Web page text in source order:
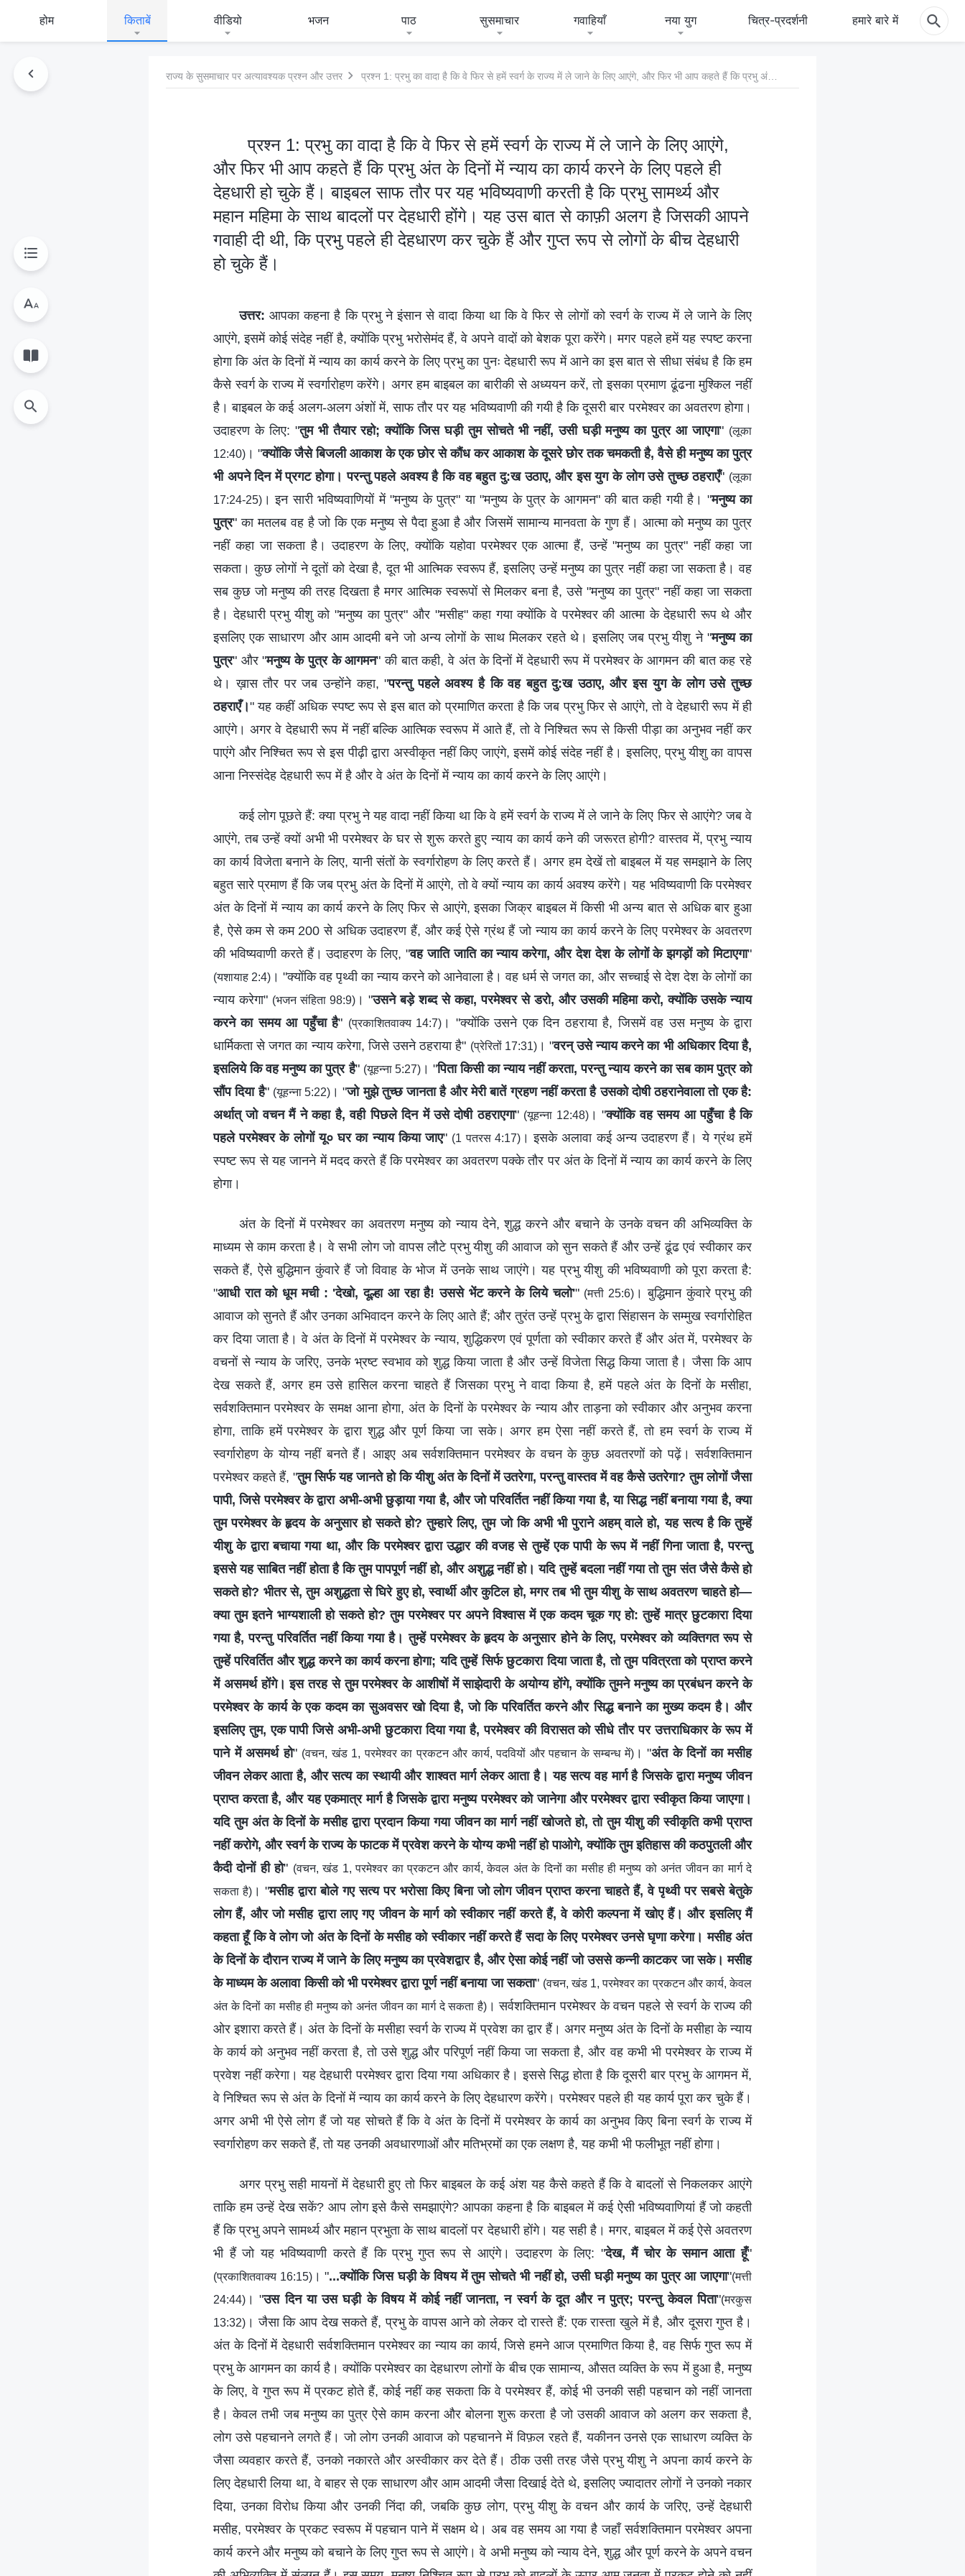
होम किताबें वीडियो भजन पाठ सुसमाचार गवाहियाँ नया युग चित्र-प्रदर्शनी हमारे बारे में
राज्य के सुसमाचार पर अत्यावश्यक प्रश्न और उत्तर
प्रश्न 1: प्रभु का वादा है कि वे फिर से हमें स्वर्ग के राज्य में ले जाने के लिए आएंगे,
और फिर भी आप कहते हैं कि प्रभु अंत के दिनों में न्याय का कार्य करने के लिए पहले ही
देहधारी हो चुके हैं। बाइबल साफ तौर पर यह भविष्यवाणी करती है कि प्रभु सामर्थ्य और
महान महिमा के साथ बादलों पर देहधारी होंगे। यह उस बात से काफ़ी अलग है जिसकी आपने
गवाही दी थी, कि प्रभु पहले ही देहधारण कर चुके हैं और गुप्त रूप से लोगों के बीच देहधारी
हो चुके हैं।
उत्तर:आपका कहना है कि प्रभु ने इंसान से वादा किया था कि वे फिर से लोगों को स्वर्ग के राज्य में ले जाने के लिए
आएंगे, इसमें कोई संदेह नहीं है, क्योंकि प्रभु भरोसेमंद हैं, वे अपने वादों को बेशक पूरा करेंगे। मगर पहले हमें यह स्पष्ट करना
होगा कि अंत के दिनों में न्याय का कार्य करने के लिए प्रभु का पुनः देहधारी रूप में आने का इस बात से सीधा संबंध है कि हम
कैसे स्वर्ग के राज्य में स्वर्गारोहण करेंगे। अगर हम बाइबल का बारीकी से अध्ययन करें, तो इसका प्रमाण ढूंढना मुश्किल नहीं
है। बाइबल के कई अलग-अलग अंशों में, साफ तौर पर यह भविष्यवाणी की गयी है कि दूसरी बार परमेश्वर का अवतरण होगा।
उदाहरण के लिए: "तुम भी तैयार रहो; क्योंकि जिस घड़ी तुम सोचते भी नहीं, उसी घड़ी मनुष्य का पुत्र आ जाएगा" (लूका
12:40) । "क्योंकि जैसे बिजली आकाश के एक छोर से कौंध कर आकाश के दूसरे छोर तक चमकती है, वैसे ही मनुष्य का पुत्र
भी अपने दिन में प्रगट होगा। परन्तु पहले अवश्य है कि वह बहुत दु:ख उठाए, और इस युग के लोग उसे तुच्छ ठहराएँ" (लूका
17:24-25) । इन सारी भविष्यवाणियों में "मनुष्य के पुत्र" या "मनुष्य के पुत्र के आगमन" की बात कही गयी है। "मनुष्य का
पुत्र" का मतलब वह है जो कि एक मनुष्य से पैदा हुआ है और जिसमें सामान्य मानवता के गुण हैं। आत्मा को मनुष्य का पुत्र
नहीं कहा जा सकता है। उदाहरण के लिए, क्योंकि यहोवा परमेश्वर एक आत्मा हैं, उन्हें "मनुष्य का पुत्र" नहीं कहा जा
सकता। कुछ लोगों ने दूतों को देखा है, दूत भी आत्मिक स्वरूप हैं, इसलिए उन्हें मनुष्य का पुत्र नहीं कहा जा सकता है। वह
सब कुछ जो मनुष्य की तरह दिखता है मगर आत्मिक स्वरूपों से मिलकर बना है, उसे "मनुष्य का पुत्र" नहीं कहा जा सकता
है। देहधारी प्रभु यीशु को "मनुष्य का पुत्र" और "मसीह" कहा गया क्योंकि वे परमेश्वर की आत्मा के देहधारी रूप थे और
इसलिए एक साधारण और आम आदमी बने जो अन्य लोगों के साथ मिलकर रहते थे। इसलिए जब प्रभु यीशु ने "मनुष्य का
पुत्र" और "मनुष्य के पुत्र के आगमन" की बात कही, वे अंत के दिनों में देहधारी रूप में परमेश्वर के आगमन की बात कह रहे
थे। ख़ास तौर पर जब उन्होंने कहा, "परन्तु पहले अवश्य है कि वह बहुत दु:ख उठाए, और इस युग के लोग उसे तुच्छ
ठहराएँ।" यह कहीं अधिक स्पष्ट रूप से इस बात को प्रमाणित करता है कि जब प्रभु फिर से आएंगे, तो वे देहधारी रूप में ही
आएंगे। अगर वे देहधारी रूप में नहीं बल्कि आत्मिक स्वरूप में आते हैं, तो वे निश्चित रूप से किसी पीड़ा का अनुभव नहीं कर
पाएंगे और निश्चित रूप से इस पीढ़ी द्वारा अस्वीकृत नहीं किए जाएंगे, इसमें कोई संदेह नहीं है। इसलिए, प्रभु यीशु का वापस
आना निस्संदेह देहधारी रूप में है और वे अंत के दिनों में न्याय का कार्य करने के लिए आएंगे।
कई लोग पूछते हैं: क्या प्रभु ने यह वादा नहीं किया था कि वे हमें स्वर्ग के राज्य में ले जाने के लिए फिर से आएंगे? जब वे
आएंगे, तब उन्हें क्यों अभी भी परमेश्वर के घर से शुरू करते हुए न्याय का कार्य कने की जरूरत होगी? वास्तव में, प्रभु न्याय
का कार्य विजेता बनाने के लिए, यानी संतों के स्वर्गारोहण के लिए करते हैं। अगर हम देखें तो बाइबल में यह समझाने के लिए
बहुत सारे प्रमाण हैं कि जब प्रभु अंत के दिनों में आएंगे, तो वे क्यों न्याय का कार्य अवश्य करेंगे। यह भविष्यवाणी कि परमेश्वर
अंत के दिनों में न्याय का कार्य करने के लिए फिर से आएंगे, इसका जिक्र बाइबल में किसी भी अन्य बात से अधिक बार हुआ
है, ऐसे कम से कम 200 से अधिक उदाहरण हैं, और कई ऐसे ग्रंथ हैं जो न्याय का कार्य करने के लिए परमेश्वर के अवतरण
की भविष्‍यवाणी करते हैं। उदाहरण के लिए, "वह जाति जाति का न्याय करेगा, और देश देश के लोगों के झगड़ों को मिटाएगा"
(यशायाह 2:4) । "क्योंकि वह पृथ्वी का न्याय करने को आनेवाला है। वह धर्म से जगत का, और सच्‍चाई से देश देश के लोगों का
न्याय करेगा" (भजन संहिता 98:9) । "उसने बड़े शब्द से कहा, परमेश्‍वर से डरो, और उसकी महिमा करो, क्योंकि उसके न्याय
करने का समय आ पहुँचा है" (प्रकाशितवाक्य 14:7) । "क्योंकि उसने एक दिन ठहराया है, जिसमें वह उस मनुष्य के द्वारा
धार्मिकता से जगत का न्याय करेगा, जिसे उसने ठहराया है" (प्रेरितों 17:31)। "वरन् उसे न्याय करने का भी अधिकार दिया है,
इसलिये कि वह मनुष्य का पुत्र है" (यूहन्ना 5:27)। "पिता किसी का न्याय नहीं करता, परन्तु न्याय करने का सब काम पुत्र को
सौंप दिया है" (यूहन्ना 5:22) । "जो मुझे तुच्छ जानता है और मेरी बातें ग्रहण नहीं करता है उसको दोषी ठहरानेवाला तो एक है:
अर्थात् जो वचन मैं ने कहा है, वही पिछले दिन में उसे दोषी ठहराएगा" (यूहन्ना 12:48)। "क्योंकि वह समय आ पहुँचा है कि
पहले परमेश्‍वर के लोगों यू० घर का न्याय किया जाए" (1 पतरस 4:17)। इसके अलावा कई अन्य उदाहरण हैं। ये ग्रंथ हमें
स्पष्ट रूप से यह जानने में मदद करते हैं कि परमेश्वर का अवतरण पक्के तौर पर अंत के दिनों में न्याय का कार्य करने के लिए
होगा।
अंत के दिनों में परमेश्वर का अवतरण मनुष्य को न्याय देने, शुद्ध करने और बचाने के उनके वचन की अभिव्यक्ति के
माध्यम से काम करता है। वे सभी लोग जो वापस लौटे प्रभु यीशु की आवाज को सुन सकते हैं और उन्हें ढूंढ एवं स्वीकार कर
सकते हैं, ऐसे बुद्धिमान कुंवारे हैं जो विवाह के भोज में उनके साथ जाएंगे। यह प्रभु यीशु की भविष्यवाणी को पूरा करता है:
"आधी रात को धूम मची : 'देखो, दूल्हा आ रहा है! उससे भेंट करने के लिये चलो'" (मत्ती 25:6) । बुद्धिमान कुंवारे प्रभु की
आवाज को सुनते हैं और उनका अभिवादन करने के लिए आते हैं; और तुरंत उन्हें प्रभु के द्वारा सिंहासन के सम्मुख स्वर्गारोहित
कर दिया जाता है। वे अंत के दिनों में परमेश्वर के न्याय, शुद्धिकरण एवं पूर्णता को स्वीकार करते हैं और अंत में, परमेश्वर के
वचनों से न्याय के जरिए, उनके भ्रष्ट स्वभाव को शुद्ध किया जाता है और उन्हें विजेता सिद्ध किया जाता है। जैसा कि आप
देख सकते हैं, अगर हम उसे हासिल करना चाहते हैं जिसका प्रभु ने वादा किया है, हमें पहले अंत के दिनों के मसीहा,
सर्वशक्तिमान परमेश्वर के समक्ष आना होगा, अंत के दिनों के परमेश्वर के न्याय और ताड़ना को स्वीकार और अनुभव करना
होगा, ताकि हमें परमेश्वर के द्वारा शुद्ध और पूर्ण किया जा सके। अगर हम ऐसा नहीं करते हैं, तो हम स्वर्ग के राज्य में
स्वर्गारोहण के योग्य नहीं बनते हैं। आइए अब सर्वशक्तिमान परमेश्वर के वचन के कुछ अवतरणों को पढ़ें। सर्वशक्तिमान
परमेश्वर कहते हैं, "तुम सिर्फ यह जानते हो कि यीशु अंत के दिनों में उतरेगा, परन्तु वास्तव में वह कैसे उतरेगा? तुम लोगों जैसा
पापी, जिसे परमेश्वर के द्वारा अभी-अभी छुड़ाया गया है, और जो परिवर्तित नहीं किया गया है, या सिद्ध नहीं बनाया गया है, क्या
तुम परमेश्वर के हृदय के अनुसार हो सकते हो? तुम्हारे लिए, तुम जो कि अभी भी पुराने अहम् वाले हो, यह सत्य है कि तुम्हें
यीशु के द्वारा बचाया गया था, और कि परमेश्वर द्वारा उद्धार की वजह से तुम्हें एक पापी के रूप में नहीं गिना जाता है, परन्तु
इससे यह साबित नहीं होता है कि तुम पापपूर्ण नहीं हो, और अशुद्ध नहीं हो। यदि तुम्हें बदला नहीं गया तो तुम संत जैसे कैसे हो
सकते हो? भीतर से, तुम अशुद्धता से घिरे हुए हो, स्वार्थी और कुटिल हो, मगर तब भी तुम यीशु के साथ अवतरण चाहते हो—
क्या तुम इतने भाग्यशाली हो सकते हो? तुम परमेश्वर पर अपने विश्वास में एक कदम चूक गए हो: तुम्हें मात्र छुटकारा दिया
गया है, परन्तु परिवर्तित नहीं किया गया है। तुम्हें परमेश्वर के हृदय के अनुसार होने के लिए, परमेश्वर को व्यक्तिगत रूप से
तुम्हें परिवर्तित और शुद्ध करने का कार्य करना होगा; यदि तुम्हें सिर्फ छुटकारा दिया जाता है, तो तुम पवित्रता को प्राप्त करने
में असमर्थ होंगे। इस तरह से तुम परमेश्वर के आशीषों में साझेदारी के अयोग्य होंगे, क्योंकि तुमने मनुष्य का प्रबंधन करने के
परमेश्वर के कार्य के एक कदम का सुअवसर खो दिया है, जो कि परिवर्तित करने और सिद्ध बनाने का मुख्य कदम है। और
इसलिए तुम, एक पापी जिसे अभी-अभी छुटकारा दिया गया है, परमेश्वर की विरासत को सीधे तौर पर उत्तराधिकार के रूप में
पाने में असमर्थ हो" (वचन, खंड 1, परमेश्वर का प्रकटन और कार्य, पदवियों और पहचान के सम्बन्ध में)। "अंत के दिनों का मसीह
जीवन लेकर आता है, और सत्य का स्थायी और शाश्वत मार्ग लेकर आता है। यह सत्य वह मार्ग है जिसके द्वारा मनुष्य जीवन
प्राप्त करता है, और यह एकमात्र मार्ग है जिसके द्वारा मनुष्य परमेश्वर को जानेगा और परमेश्वर द्वारा स्वीकृत किया जाएगा।
यदि तुम अंत के दिनों के मसीह द्वारा प्रदान किया गया जीवन का मार्ग नहीं खोजते हो, तो तुम यीशु की स्वीकृति कभी प्राप्त
नहीं करोगे, और स्वर्ग के राज्य के फाटक में प्रवेश करने के योग्य कभी नहीं हो पाओगे, क्योंकि तुम इतिहास की कठपुतली और
कैदी दोनों ही हो" (वचन, खंड 1, परमेश्वर का प्रकटन और कार्य, केवल अंत के दिनों का मसीह ही मनुष्य को अनंत जीवन का मार्ग दे
सकता है)। "मसीह द्वारा बोले गए सत्य पर भरोसा किए बिना जो लोग जीवन प्राप्त करना चाहते हैं, वे पृथ्वी पर सबसे बेतुके
लोग हैं, और जो मसीह द्वारा लाए गए जीवन के मार्ग को स्वीकार नहीं करते हैं, वे कोरी कल्पना में खोए हैं। और इसलिए मैं
कहता हूँ कि वे लोग जो अंत के दिनों के मसीह को स्वीकार नहीं करते हैं सदा के लिए परमेश्वर उनसे घृणा करेगा। मसीह अंत
के दिनों के दौरान राज्य में जाने के लिए मनुष्य का प्रवेशद्वार है, और ऐसा कोई नहीं जो उससे कन्नी काटकर जा सके। मसीह
के माध्यम के अलावा किसी को भी परमेश्वर द्वारा पूर्ण नहीं बनाया जा सकता" (वचन, खंड 1, परमेश्वर का प्रकटन और कार्य, केवल
अंत के दिनों का मसीह ही मनुष्य को अनंत जीवन का मार्ग दे सकता है)। सर्वशक्तिमान परमेश्वर के वचन पहले से स्वर्ग के राज्य की
ओर इशारा करते हैं। अंत के दिनों के मसीहा स्वर्ग के राज्य में प्रवेश का द्वार हैं। अगर मनुष्य अंत के दिनों के मसीहा के न्याय
के कार्य को अनुभव नहीं करता है, तो उसे शुद्ध और परिपूर्ण नहीं किया जा सकता है, और वह कभी भी परमेश्वर के राज्य में
प्रवेश नहीं करेगा। यह देहधारी परमेश्वर द्वारा दिया गया अधिकार है। इससे सिद्ध होता है कि दूसरी बार प्रभु के आगमन में,
वे निश्चित रूप से अंत के दिनों में न्याय का कार्य करने के लिए देहधारण करेंगे। परमेश्वर पहले ही यह कार्य पूरा कर चुके हैं।
अगर अभी भी ऐसे लोग हैं जो यह सोचते हैं कि वे अंत के दिनों में परमेश्वर के कार्य का अनुभव किए बिना स्वर्ग के राज्य में
स्वर्गारोहण कर सकते हैं, तो यह उनकी अवधारणाओं और मतिभ्रमों का एक लक्षण है, यह कभी भी फलीभूत नहीं होगा।
अगर प्रभु सही मायनों में देहधारी हुए तो फिर बाइबल के कई अंश यह कैसे कहते हैं कि वे बादलों से निकलकर आएंगे
ताकि हम उन्हें देख सकें? आप लोग इसे कैसे समझाएंगे? आपका कहना है कि बाइबल में कई ऐसी भविष्यवाणियां हैं जो कहती
हैं कि प्रभु अपने सामर्थ्य और महान प्रभुता के साथ बादलों पर देहधारी होंगे। यह सही है। मगर, बाइबल में कई ऐसे अवतरण
भी हैं जो यह भविष्यवाणी करते हैं कि प्रभु गुप्त रूप से आएंगे। उदाहरण के लिए: "देख, मैं चोर के समान आता हूँ"
(प्रकाशितवाक्य 16:15)। "...क्योंकि जिस घड़ी के विषय में तुम सोचते भी नहीं हो, उसी घड़ी मनुष्य का पुत्र आ जाएगा"(मत्ती
24:44) । "उस दिन या उस घड़ी के विषय में कोई नहीं जानता, न स्वर्ग के दूत और न पुत्र; परन्तु केवल पिता"(मरकुस
13:32) । जैसा कि आप देख सकते हैं, प्रभु के वापस आने को लेकर दो रास्ते हैं: एक रास्ता खुले में है, और दूसरा गुप्त है।
अंत के दिनों में देहधारी सर्वशक्तिमान परमेश्वर का न्याय का कार्य, जिसे हमने आज प्रमाणित किया है, वह सिर्फ गुप्त रूप में
प्रभु के आगमन का कार्य है। क्योंकि परमेश्वर का देहधारण लोगों के बीच एक सामान्य, औसत व्यक्ति के रूप में हुआ है, मनुष्य
के लिए, वे गुप्त रूप में प्रकट होते हैं, कोई नहीं कह सकता कि वे परमेश्वर हैं, कोई भी उनकी सही पहचान को नहीं जानता
है। केवल तभी जब मनुष्य का पुत्र ऐसे काम करना और बोलना शुरू करता है जो उसकी आवाज को अलग कर सकता है,
लोग उसे पहचानने लगते हैं। जो लोग उनकी आवाज को पहचानने में विफ़ल रहते हैं, यकीनन उनसे एक साधारण व्यक्ति के
जैसा व्यवहार करते हैं, उनको नकारते और अस्वीकार कर देते हैं। ठीक उसी तरह जैसे प्रभु यीशु ने अपना कार्य करने के
लिए देहधारी लिया था, वे बाहर से एक साधारण और आम आदमी जैसा दिखाई देते थे, इसलिए ज्यादातर लोगों ने उनको नकार
दिया, उनका विरोध किया और उनकी निंदा की, जबकि कुछ लोग, प्रभु यीशु के वचन और कार्य के जरिए, उन्हें देहधारी
मसीह, परमेश्वर के प्रकट स्वरूप में पहचान पाने में सक्षम थे। अब वह समय आ गया है जहाँ सर्वशक्तिमान परमेश्वर अपना
कार्य करने और मनुष्य को बचाने के लिए गुप्त रूप से आएंगे। वे अभी मनुष्य को न्याय देने, शुद्ध और पूर्ण करने के अपने वचन